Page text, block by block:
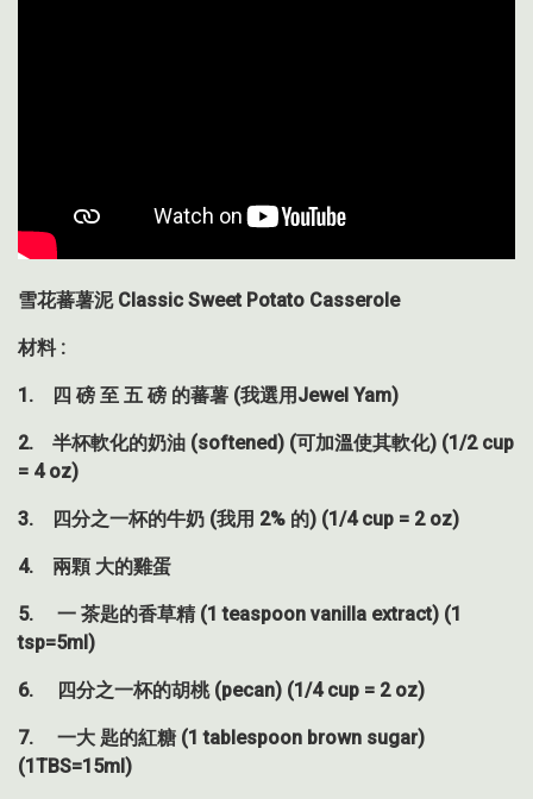
雪花蕃薯泥 Classic Sweet Potato Casserole
材料 :
1. 四 磅 至 五 磅 的蕃薯 (我選用Jewel Yam)
2. 半杯軟化的奶油 (softened) (可加溫使其軟化) (1/2 cup
= 4 oz)
3. 四分之一杯的牛奶 (我用 2% 的) (1/4 cup = 2 oz)
4. 兩顆 大的雞蛋
5. 一 茶匙的香草精 (1 teaspoon vanilla extract) (1
tsp=5ml)
6. 四分之一杯的胡桃 (pecan) (1/4 cup = 2 oz)
7. 一大 匙的紅糖 (1 tablespoon brown sugar)
(1TBS=15ml)